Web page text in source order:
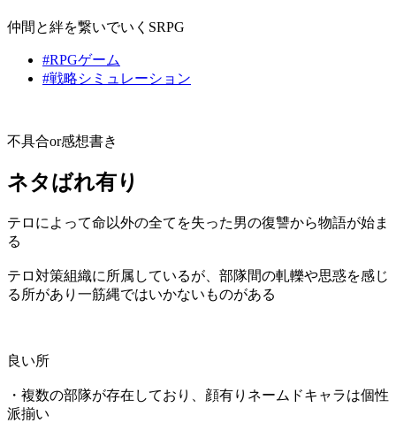
仲間と絆を繋いでいくSRPG
#RPGゲーム
#戦略シミュレーション
不具合or感想書き
ネタばれ有り
テロによって命以外の全てを失った男の復讐から物語が始ま
る
テロ対策組織に所属しているが、部隊間の軋轢や思惑を感じ
る所があり一筋縄ではいかないものがある
良い所
・複数の部隊が存在しており、顔有りネームドキャラは個性
派揃い